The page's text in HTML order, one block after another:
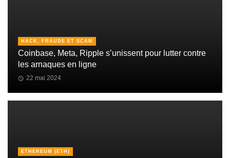
HACK, FRAUDE ET SCAM
Coinbase, Meta, Ripple s’unissent pour lutter contre
les arnaques en ligne
22 mai 2024
ETHEREUM (ETH)